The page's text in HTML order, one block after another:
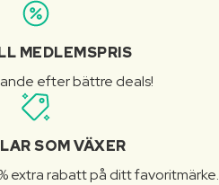
MEDLEMSPRIS
efter bättre deals!
SOM VÄXER
extra rabatt på ditt favoritmärke.